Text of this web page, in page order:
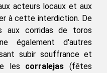
acteurs locaux et aux
à cette interdiction. De
aux corridas de toros
également d'autres
subir souffrance et
les corralejas (fêtes